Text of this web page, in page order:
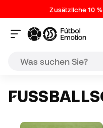
Zusätzliche 10